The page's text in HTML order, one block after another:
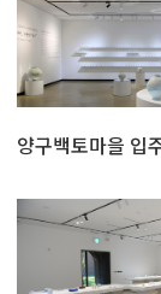
양구백토마을 입